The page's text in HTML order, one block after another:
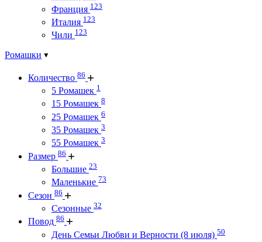
Франция 123
Италия 123
Чили 123
Ромашки
Количество 86
5 Ромашек 1
15 Ромашек 8
25 Ромашек 6
35 Ромашек 3
55 Ромашек 3
Размер 86
Большие 23
Маленькие 73
Сезон 86
Сезонные 32
Повод 86
День Семьи Любви и Верности (8 июля) 50